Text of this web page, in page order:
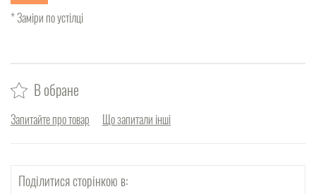
* Заміри по устілці
В обране
Запитайте про товар Що запитали інші
Поділитися сторінкою в: